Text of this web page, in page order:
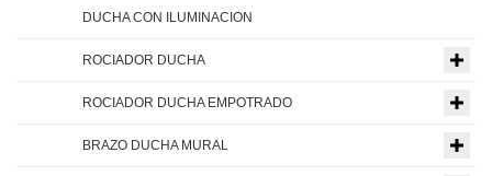
DUCHA CON ILUMINACION
ROCIADOR DUCHA
ROCIADOR DUCHA EMPOTRADO
BRAZO DUCHA MURAL